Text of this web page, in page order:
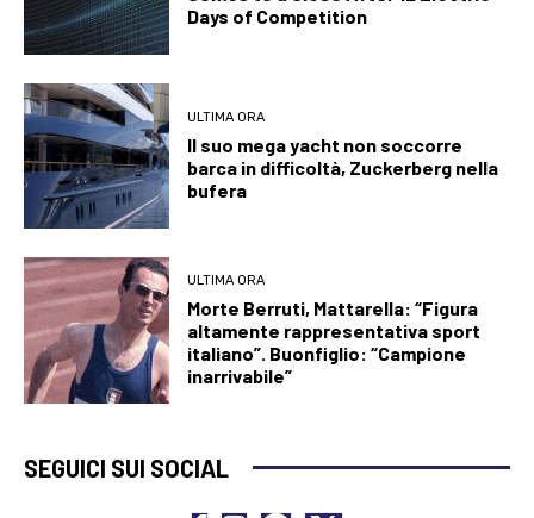
Days of Competition
ULTIMA ORA
Il suo mega yacht non soccorre
barca in difficoltà, Zuckerberg nella
bufera
ULTIMA ORA
Morte Berruti, Mattarella: “Figura
altamente rappresentativa sport
italiano”. Buonfiglio: “Campione
inarrivabile”
SEGUICI SUI SOCIAL